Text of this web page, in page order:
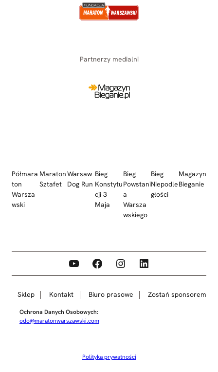
Partnerzy medialni
Półmara
ton
Warsza
wski
Maraton
Sztafet
Warsaw
Dog Run
Bieg
Konstytu
cji 3
Maja
Bieg
Powstani
a
Warsza
wskiego
Bieg
Niepodle
głości
Magazyn
Bieganie
YouTube Facebook Instagram LinkedIn
Sklep Kontakt Biuro prasowe Zostań sponsorem
Ochrona Danych Osobowych:
odo@maratonwarszawski.com
Polityka prywatności